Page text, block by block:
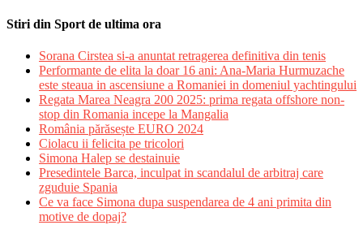
Stiri din Sport de ultima ora
Sorana Cirstea si-a anuntat retragerea definitiva din tenis
Performante de elita la doar 16 ani: Ana-Maria Hurmuzache
este steaua in ascensiune a Romaniei in domeniul yachtingului
Regata Marea Neagra 200 2025: prima regata offshore non-
stop din Romania incepe la Mangalia
România părăsește EURO 2024
Ciolacu ii felicita pe tricolori
Simona Halep se destainuie
Presedintele Barca, inculpat in scandalul de arbitraj care
zguduie Spania
Ce va face Simona dupa suspendarea de 4 ani primita din
motive de dopaj?